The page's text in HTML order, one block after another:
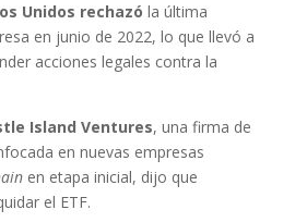
Unidos rechazó la última
en junio de 2022, lo que llevó a
acciones legales contra la
Island Ventures, una firma de
en nuevas empresas
en etapa inicial, dijo que
el ETF.